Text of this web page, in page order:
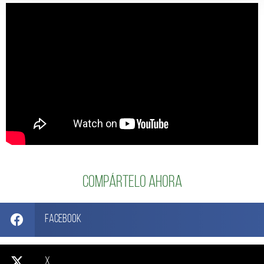
Compártelo ahora
Facebook
X